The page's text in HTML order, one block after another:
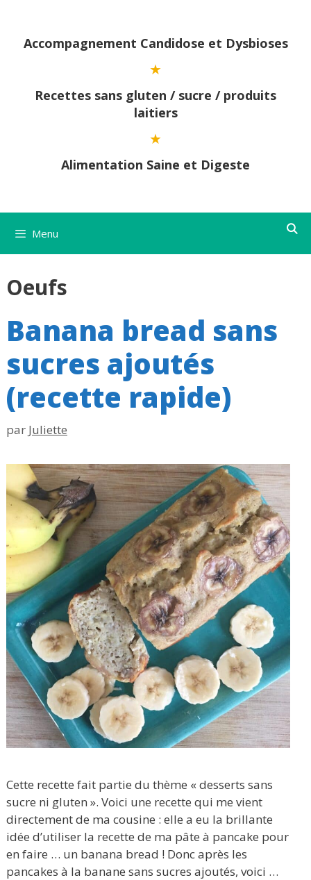
contenuAccompagnement Candidose et Dysbioses
Recettes sans gluten / sucre / produits
laitiers
Alimentation Saine et Digeste
Menu
Oeufs
Banana bread sans
sucres ajoutés
(recette rapide)
par Juliette
Cette recette fait partie du thème « desserts sans
sucre ni gluten ». Voici une recette qui me vient
directement de ma cousine : elle a eu la brillante
idée d’utiliser la recette de ma pâte à pancake pour
en faire … un banana bread ! Donc après les
pancakes à la banane sans sucres ajoutés, voici …